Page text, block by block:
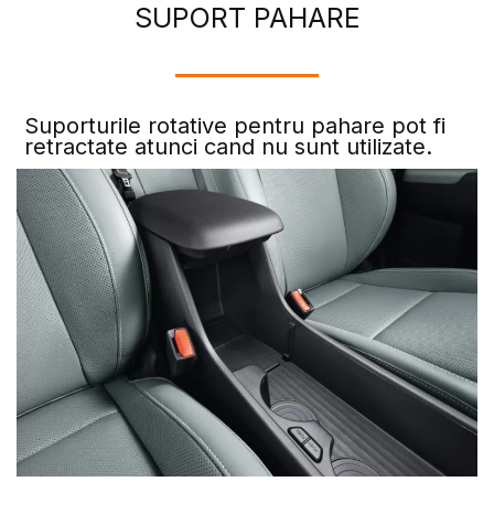
SUPORT PAHARE
Suporturile rotative pentru pahare pot fi
retractate atunci cand nu sunt utilizate.